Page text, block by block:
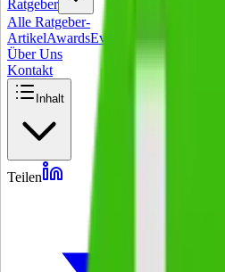
Ratgeber
Alle Ratgeber-
ArtikelAwardsEvents
Über Uns
Kontakt
Inhalt
Teilen